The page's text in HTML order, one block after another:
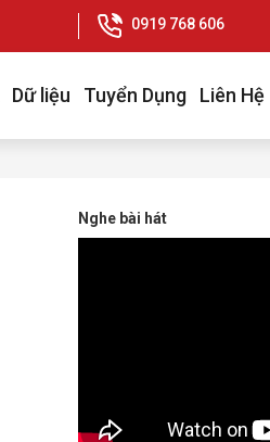
0919 768 606
Dữ liệu Tuyển Dụng Liên Hệ
Nghe bài hát